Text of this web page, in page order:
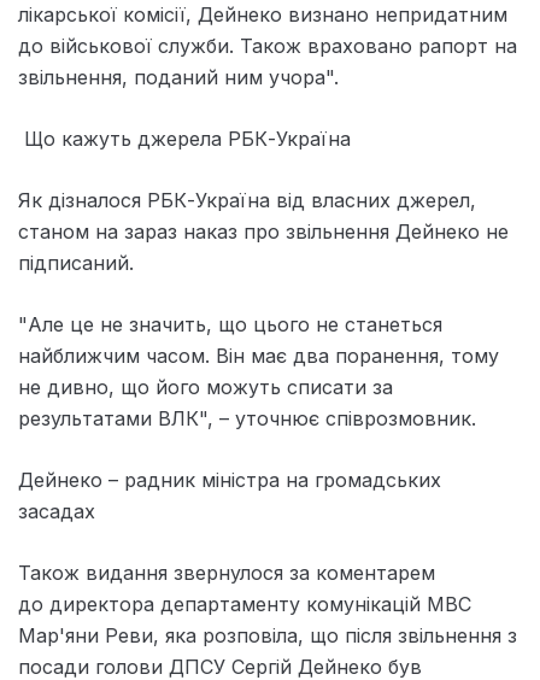
лікарської комісії, Дейнеко визнано непридатним
до військової служби. Також враховано рапорт на
звільнення, поданий ним учора".
Що кажуть джерела РБК-Україна
Як дізналося РБК-Україна від власних джерел,
станом на зараз наказ про звільнення Дейнеко не
підписаний.
"Але це не значить, що цього не станеться
найближчим часом. Він має два поранення, тому
не дивно, що його можуть списати за
результатами ВЛК", – уточнює співрозмовник.
Дейнеко – радник міністра на громадських
засадах
Також видання звернулося за коментарем
до директора департаменту комунікацій МВС
Мар'яни Реви, яка розповіла, що після звільнення з
посади голови ДПСУ Сергій Дейнеко був